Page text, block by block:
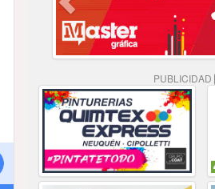
PUBLICIDAD